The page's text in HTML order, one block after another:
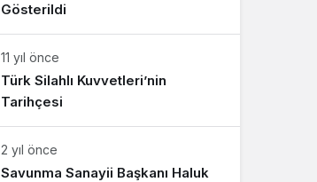
Gece modunu seçin.
Sistem Modu
Sistem modunu seçin.
Gösterildi
11 yıl önce
Türk Silahlı Kuvvetleri’nin
Tarihçesi
2 yıl önce
Savunma Sanayii Başkanı Haluk